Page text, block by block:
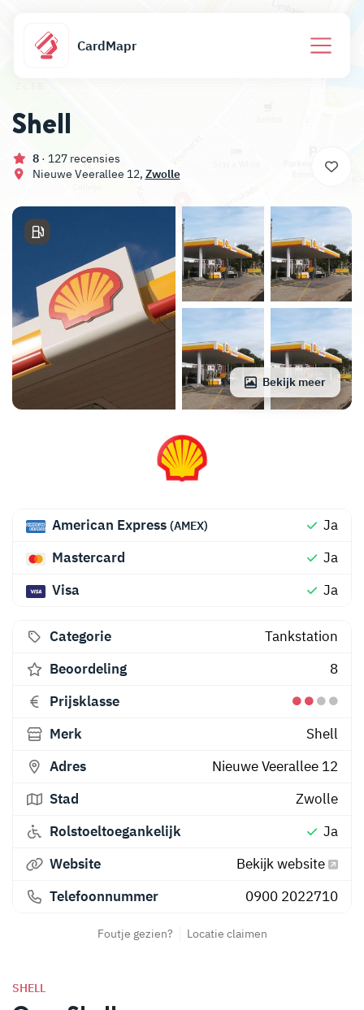
CardMapr
Shell
8 · 127 recensies
Nieuwe Veerallee 12, Zwolle
Bekijk meer
SHELL
American Express (AMEX)
Ja
Mastercard
Ja
Visa
Ja
Categorie
Tankstation
Beoordeling
8
Prijsklasse
Merk
Shell
Adres
Nieuwe Veerallee 12
Stad
Zwolle
Rolstoeltoegankelijk
Ja
Website
Bekijk website
Telefoonnummer
0900 2022710
Foutje gezien? Locatie claimen